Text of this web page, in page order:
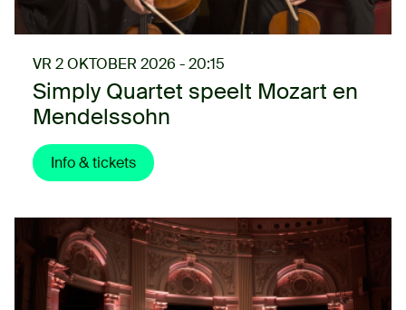
VR 2 OKTOBER 2026 - 20:15
Simply Quartet speelt Mozart en
Mendelssohn
Info & tickets